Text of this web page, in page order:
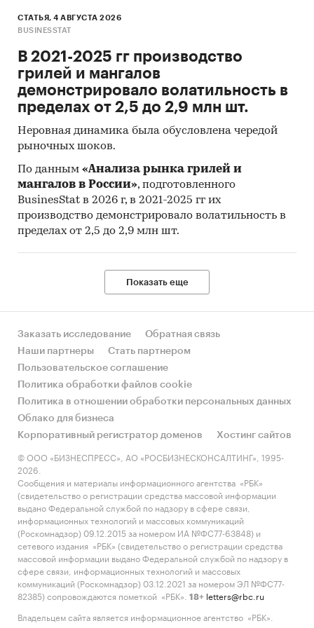
инвестирования и объемов транзакций среди
новичков рынка остаются впечатляющими.
Ниже представлена диаграмма, показывающая
данные по количеству транзакций мирового
финтех-рынка с 2015 г. по 2021 г. Из данных
диаграммы видно, что при общем ежегодном
росте рынка удельный вес услуг для бизнеса
(финансы предприятий) продолжает
повышаться с каждым годом. По оценкам
аналитиков, этот сегмент, как наименее
монополизированный, сохранит перспективы
ускоренного роста минимум на три года
вперед .
Диаграмма 2. Общий объем транзакций
мирового финтех-рынка, млн. долл. США (2015-
***
Обороты финтех-отрасли
За 2018 г. оборот отрасли превысил отметку в
*** млрд. $ и оценивался Deloitte в *** млрд. $ с
перспективой роста данного показателя до ***
млрд. $ к 2024 году. Распределение оборотов
рынка в зависимости от региона мира
темпы роста показывает Азиатско-
Тихоокеанский регион. Рынок цифровых
платежей занимает ***% мирового рынка и
является самым большим сегментом.
Пандемия COVID-19 дает сильный толчок к
возникновению на рынке новых игроков,
которые инновационны и способны
адаптироваться к новым рыночным реалиям.
СТАТЬЯ, 4 АВГУСТА 2026
BUSINESSTAT
В 2021-2025 гг производство
грилей и мангалов
демонстрировало волатильность в
пределах от 2,5 до 2,9 млн шт.
Неровная динамика была обусловлена чередой
рыночных шоков.
По данным «Анализа рынка грилей и
мангалов в России», подготовленного
BusinesStat в 2026 г, в 2021-2025 гг их
производство демонстрировало волатильность в
пределах от 2,5 до 2,9 млн шт.
Показать еще
Заказать исследование
Обратная связь
Наши партнеры
Стать партнером
Пользовательское соглашение
Политика обработки файлов cookie
Политика в отношении обработки персональных данных
Облако для бизнеса
Корпоративный регистратор доменов
Хостинг сайтов
© ООО «БИЗНЕСПРЕСС», АО «РОСБИЗНЕСКОНСАЛТИНГ», 1995-
2026.
Сообщения и материалы информационного агентства «РБК»
(свидетельство о регистрации средства массовой информации
выдано Федеральной службой по надзору в сфере связи,
информационных технологий и массовых коммуникаций
(Роскомнадзор) 09.12.2015 за номером ИА №ФС77-63848) и
сетевого издания «РБК» (свидетельство о регистрации средства
массовой информации выдано Федеральной службой по надзору в
сфере связи, информационных технологий и массовых
коммуникаций (Роскомнадзор) 03.12.2021 за номером ЭЛ №ФС77-
82385) сопровождаются пометкой «РБК».
18+ letters@rbc.ru
Владельцем сайта является информационное агентство «РБК».